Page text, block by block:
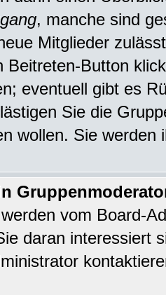
, manche sind
Mitglieder
Beitreten-Button
eventuell gibt es
Sie die
wollen. Sie werden
vom Board-
daran interessiert